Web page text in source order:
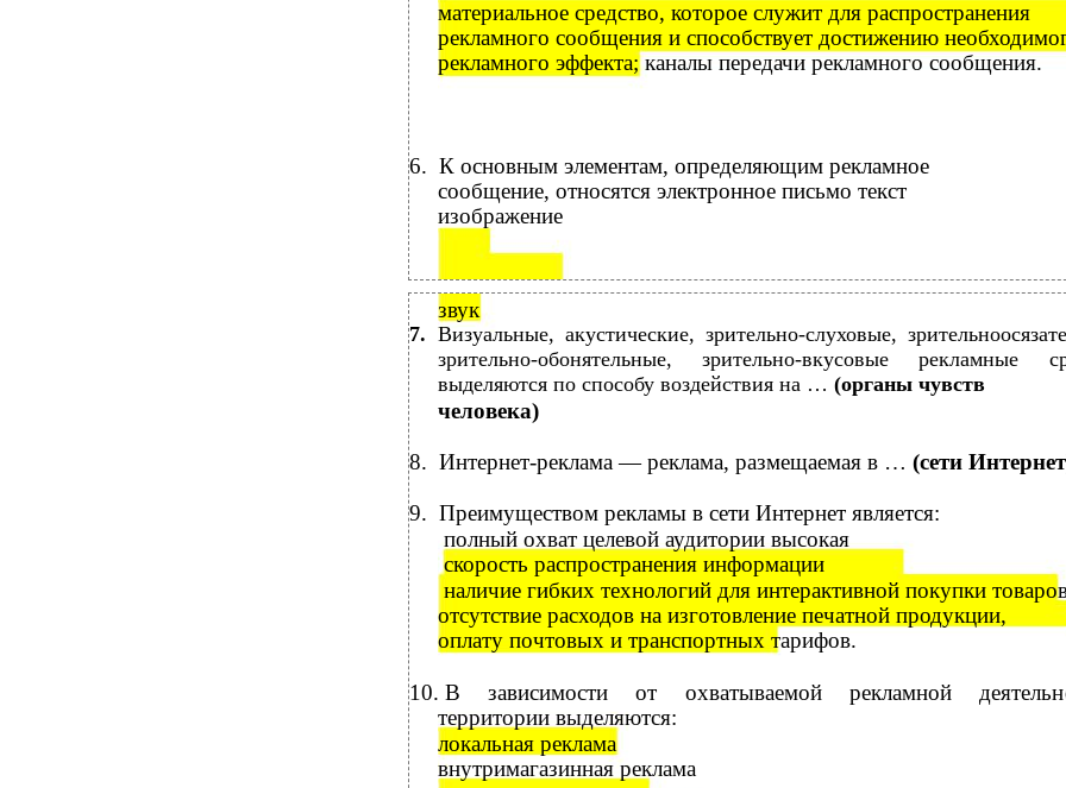
материальное средство, которое служит для распространения
рекламного сообщения и способствует достижению
рекламного эффекта; каналы передачи рекламного сообщения.
6. К основным элементам, определяющим рекламное
сообщение, относятся электронное письмо текст
изображение
звук
7. Визуальные, акустические, зрительно-слуховые,
зрительно-обонятельные, зрительно-вкусовые рекламные
выделяются по способу воздействия на … (органы чувств
человека)
8. Интернет-реклама— реклама, размещаемая в … (сети
9. Преимуществом рекламы в сети Интернет является:
полный охват целевой аудитории высокая
скорость распространения информации
наличие гибких технологий для интерактивной покупки
отсутствие расходов на изготовление печатной продукции,
оплату почтовых и транспортных тарифов.
10. В зависимости от охватываемой рекламной
территории выделяются:
локальная реклама
внутримагазинная реклама